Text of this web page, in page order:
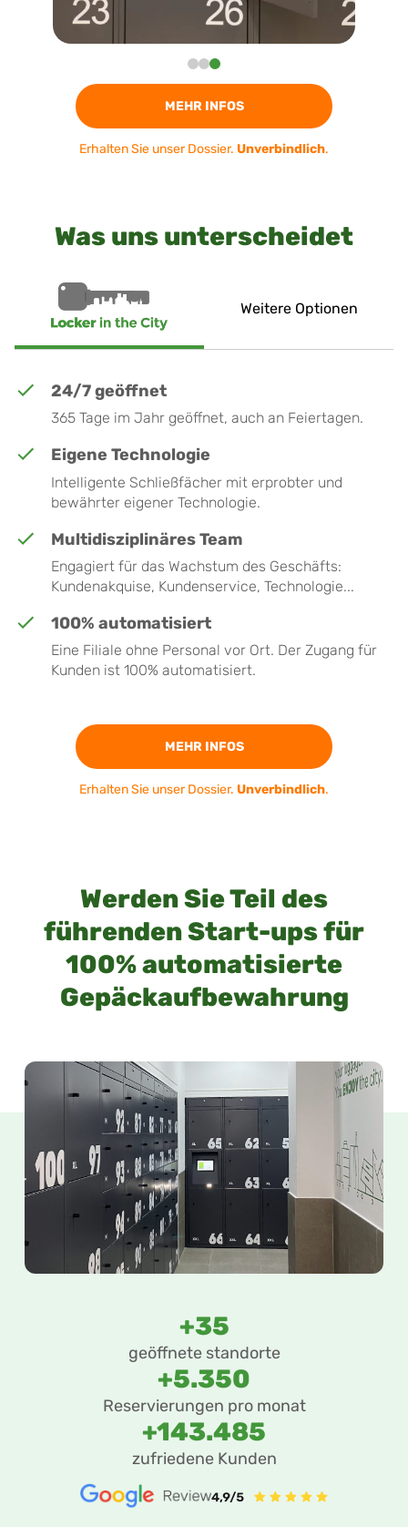
MEHR INFOS
Erhalten Sie unser Dossier. Unverbindlich.
Was uns unterscheidet
Weitere Optionen
24/7 geöffnet
365 Tage im Jahr geöffnet, auch an Feiertagen.
Eigene Technologie
Intelligente Schließfächer mit erprobter und
bewährter eigener Technologie.
Multidisziplinäres Team
Engagiert für das Wachstum des Geschäfts:
Kundenakquise, Kundenservice, Technologie...
100% automatisiert
Eine Filiale ohne Personal vor Ort. Der Zugang für
Kunden ist 100% automatisiert.
MEHR INFOS
Erhalten Sie unser Dossier. Unverbindlich.
Werden Sie Teil des
führenden Start-ups für
100% automatisierte
Gepäckaufbewahrung
+35
geöffnete standorte
+5.350
Reservierungen pro monat
+143.485
zufriedene Kunden